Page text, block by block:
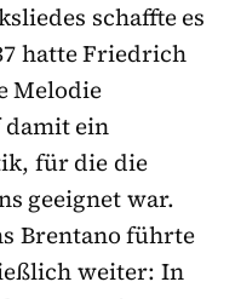
schaffte es
hatte Friedrich
Melodie
ein
für die die
geeignet war.
Brentano führte
weiter: In